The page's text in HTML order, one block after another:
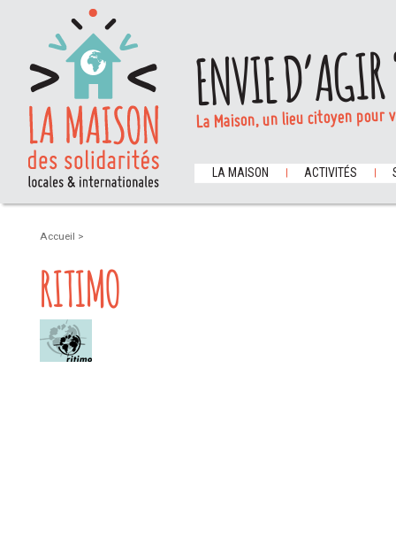
ENVIE
La Maison, un lieu citoyen
LA MAISON ACTIVITÉS
Accueil >
RITIMO